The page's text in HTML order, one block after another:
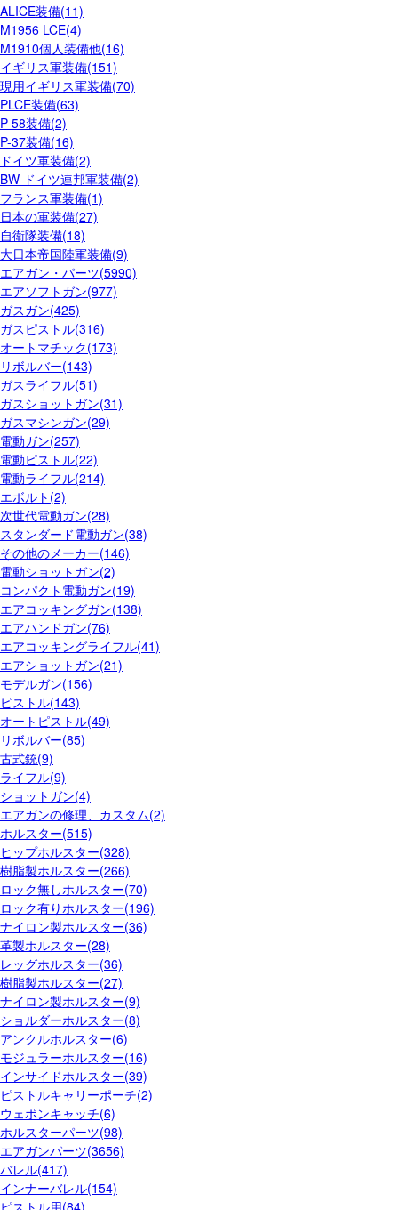
ALICE装備(11)
M1956 LCE(4)
M1910個人装備他(16)
イギリス軍装備(151)
現用イギリス軍装備(70)
PLCE装備(63)
P-58装備(2)
P-37装備(16)
ドイツ軍装備(2)
BW ドイツ連邦軍装備(2)
フランス軍装備(1)
日本の軍装備(27)
自衛隊装備(18)
大日本帝国陸軍装備(9)
エアガン・パーツ(5990)
エアソフトガン(977)
ガスガン(425)
ガスピストル(316)
オートマチック(173)
リボルバー(143)
ガスライフル(51)
ガスショットガン(31)
ガスマシンガン(29)
電動ガン(257)
電動ピストル(22)
電動ライフル(214)
エボルト(2)
次世代電動ガン(28)
スタンダード電動ガン(38)
その他のメーカー(146)
電動ショットガン(2)
コンパクト電動ガン(19)
エアコッキングガン(138)
エアハンドガン(76)
エアコッキングライフル(41)
エアショットガン(21)
モデルガン(156)
ピストル(143)
オートピストル(49)
リボルバー(85)
古式銃(9)
ライフル(9)
ショットガン(4)
エアガンの修理、カスタム(2)
ホルスター(515)
ヒップホルスター(328)
樹脂製ホルスター(266)
ロック無しホルスター(70)
ロック有りホルスター(196)
ナイロン製ホルスター(36)
革製ホルスター(28)
レッグホルスター(36)
樹脂製ホルスター(27)
ナイロン製ホルスター(9)
ショルダーホルスター(8)
アンクルホルスター(6)
モジュラーホルスター(16)
インサイドホルスター(39)
ピストルキャリーポーチ(2)
ウェポンキャッチ(6)
ホルスターパーツ(98)
エアガンパーツ(3656)
バレル(417)
インナーバレル(154)